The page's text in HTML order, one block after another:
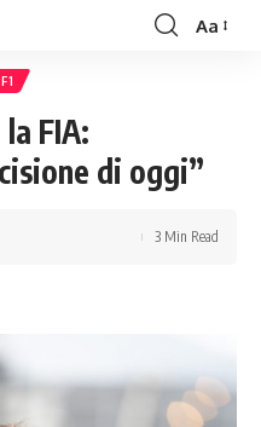
Font
Aa
FIA:
di oggi”
3 Min Read